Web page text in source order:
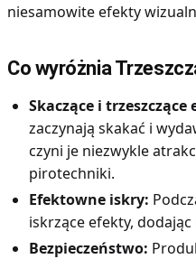
niesamowite efekty
Co wyróżnia
Skaczące i trzeszczące
zaczynają skakać i
czyni je niezwykle
pirotechniki.
Efektowne iskry:
iskrzące efekty,
Bezpieczeństwo: